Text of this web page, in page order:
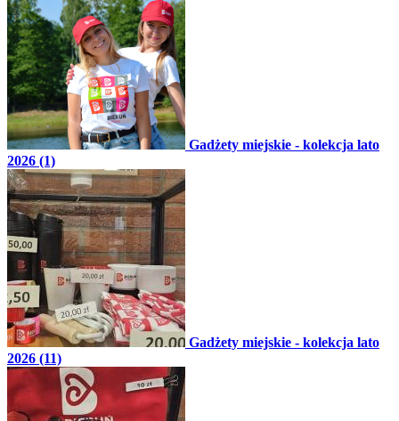
Gadżety miejskie - kolekcja lato
2026 (1)
Gadżety miejskie - kolekcja lato
2026 (11)